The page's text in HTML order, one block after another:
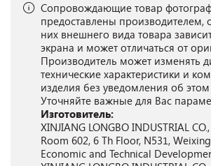
Сопровождающие товар
предоставлены производителем,
них внешнего вида товара
экрана и может отличаться от
Производитель может изменять
технические характеристики и
изделия без уведомления об
Уточняйте важные для Вас
Изготовитель:
XINJIANG LONGBO INDUSTRIAL
Room 602, 6 Th Floor, N531,
Economic and Technical